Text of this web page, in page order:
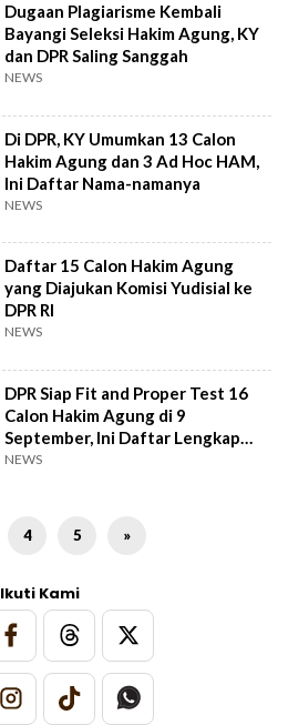
Dugaan Plagiarisme Kembali
Bayangi Seleksi Hakim Agung, KY
dan DPR Saling Sanggah
NEWS
Di DPR, KY Umumkan 13 Calon
Hakim Agung dan 3 Ad Hoc HAM,
Ini Daftar Nama-namanya
NEWS
Daftar 15 Calon Hakim Agung
yang Diajukan Komisi Yudisial ke
DPR RI
NEWS
DPR Siap Fit and Proper Test 16
Calon Hakim Agung di 9
September, Ini Daftar Lengkap
Namanya
NEWS
4 5 »
Ikuti Kami